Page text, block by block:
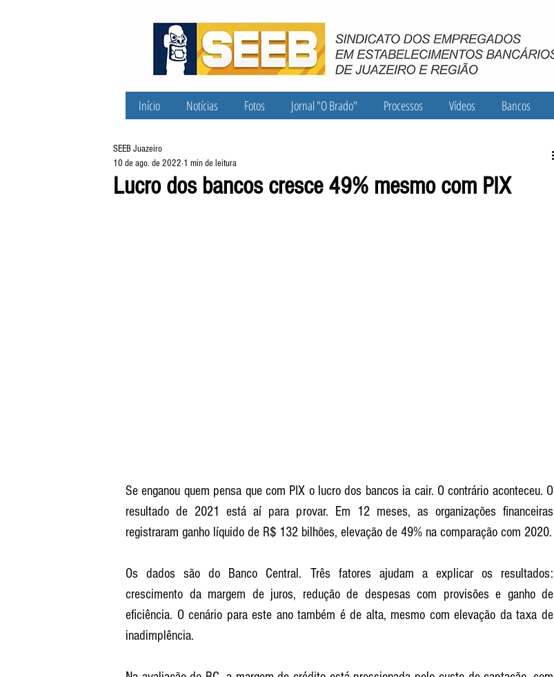
Início Notícias Fotos Jornal "O Brado" Processos Vídeos Bancos
Lucro dos bancos cresce 49% mesmo com PIX
SEEB Juazeiro
10 de ago. de 2022 1 min de leitura
Se enganou quem pensa que com PIX o lucro dos bancos ia cair. O contrário aconteceu. O
resultado de 2021 está aí para provar. Em 12 meses, as organizações financeiras
registraram ganho líquido de R$ 132 bilhões, elevação de 49% na comparação com 2020.
Os dados são do Banco Central. Três fatores ajudam a explicar os resultados:
crescimento da margem de juros, redução de despesas com provisões e ganho de
eficiência. O cenário para este ano também é de alta, mesmo com elevação da taxa de
inadimplência.